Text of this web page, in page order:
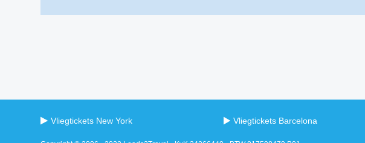
Vliegtickets New York Vliegtickets Barcelona